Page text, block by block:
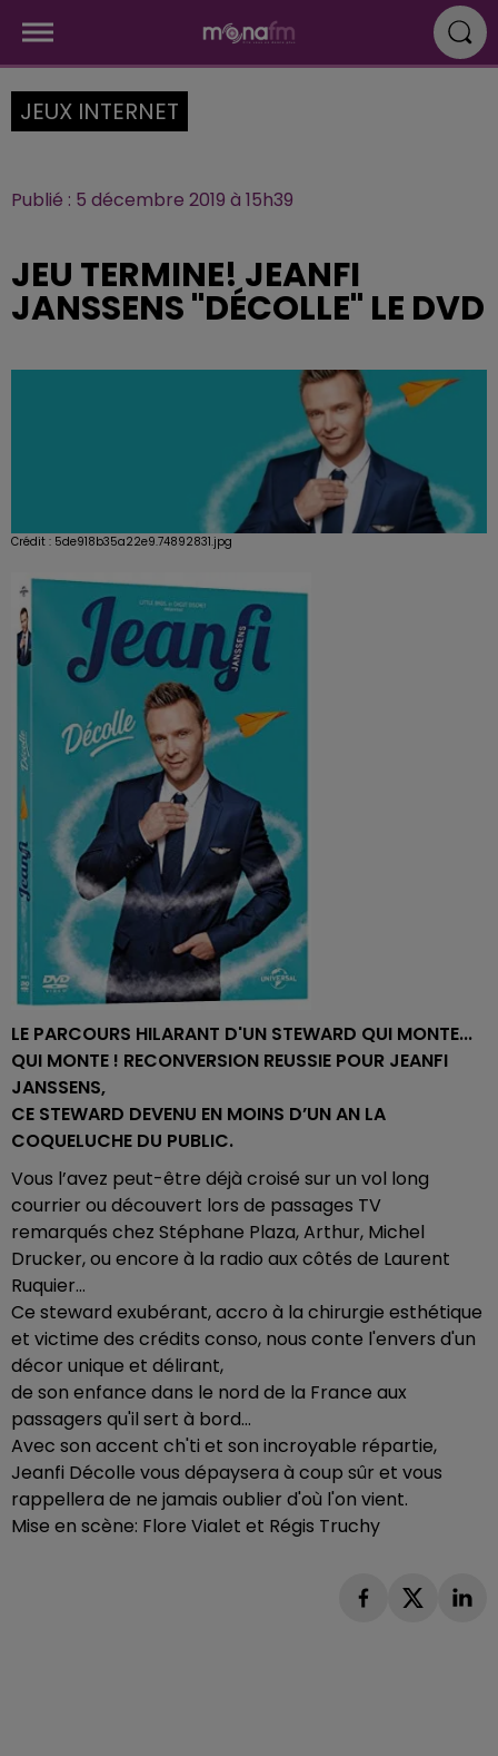
JEUX INTERNET
Publié : 5 décembre 2019 à 15h39
JEU TERMINE! JEANFI
JANSSENS "DÉCOLLE" LE DVD
Crédit : 5de918b35a22e9.74892831.jpg
LE PARCOURS HILARANT D'UN STEWARD QUI MONTE...
QUI MONTE ! RECONVERSION REUSSIE POUR JEANFI
JANSSENS,
CE STEWARD DEVENU EN MOINS D’UN AN LA
COQUELUCHE DU PUBLIC.
Vous l’avez peut-être déjà croisé sur un vol long
courrier ou découvert lors de passages TV
remarqués chez Stéphane Plaza, Arthur, Michel
Drucker, ou encore à la radio aux côtés de Laurent
Ruquier…
Ce steward exubérant, accro à la chirurgie esthétique
et victime des crédits conso, nous conte l'envers d'un
décor unique et délirant,
de son enfance dans le nord de la France aux
passagers qu'il sert à bord...
Avec son accent ch'ti et son incroyable répartie,
Jeanfi Décolle vous dépaysera à coup sûr et vous
rappellera de ne jamais oublier d'où l'on vient.
Mise en scène: Flore Vialet et Régis Truchy